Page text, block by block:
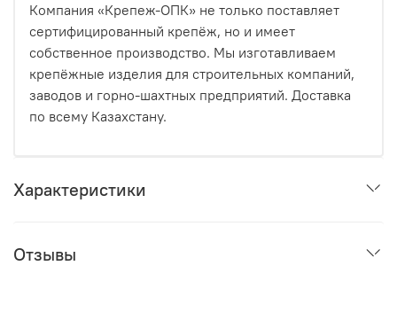
Компания «Крепеж-ОПК» не только поставляет
сертифицированный крепёж, но и имеет
собственное производство. Мы изготавливаем
крепёжные изделия для строительных компаний,
заводов и горно-шахтных предприятий. Доставка
по всему Казахстану.
Характеристики
Отзывы